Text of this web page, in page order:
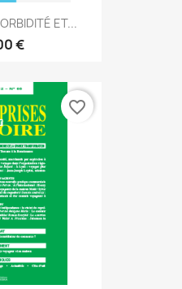
ET...
€
favorite_border